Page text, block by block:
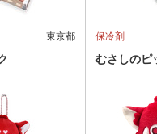
東京都 保冷剤
むさしのピ